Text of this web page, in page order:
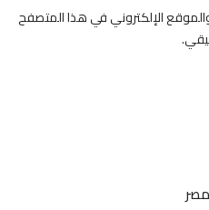
الإلكتروني في هذا المتصفح